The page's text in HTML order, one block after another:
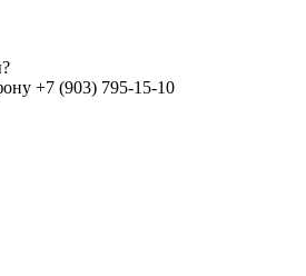
+7 (903) 795-15-10